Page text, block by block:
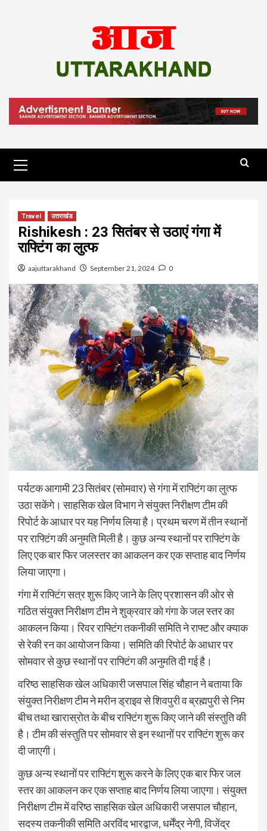
Menu
Travel उत्तराखंड
Rishikesh : 23 सितंबर से उठाएं गंगा में
राफ्टिंग का लुत्फ
aajuttarakhand September 21, 2024 0
पर्यटक आगामी 23 सितंबर (सोमवार) से गंगा में राफ्टिंग का लुत्फ
उठा सकेंगे। साहसिक खेल विभाग ने संयुक्त निरीक्षण टीम की
रिपोर्ट के आधार पर यह निर्णय लिया है। प्रथम चरण में तीन स्थानों
पर राफ्टिंग की अनुमति मिली है। कुछ अन्य स्थानों पर राफ्टिंग के
लिए एक बार फिर जलस्तर का आकलन कर एक सप्ताह बाद निर्णय
लिया जाएगा।
गंगा में राफ्टिंग सत्र शुरू किए जाने के लिए प्रशासन की ओर से
गठित संयुक्त निरीक्षण टीम ने शुक्रवार को गंगा के जल स्तर का
आकलन किया। रिवर राफ्टिंग तकनीकी समिति ने राफ्ट और क्याक
से रेकी रन का आयोजन किया। समिति की रिपोर्ट के आधार पर
सोमवार से कुछ स्थानों पर राफ्टिंग की अनुमति दी गई है।
वरिष्ठ साहसिक खेल अधिकारी जसपाल सिंह चौहान ने बताया कि
संयुक्त निरीक्षण टीम ने मरीन ड्राइव से शिवपुरी व ब्रह्मपुरी से निम
बीच तथा खारास्रोत के बीच राफ्टिंग शुरू किए जाने की संस्तुति की
है। टीम की संस्तुति पर सोमवार से इन स्थानों पर राफ्टिंग शुरू कर
दी जाएगी।
कुछ अन्य स्थानों पर राफ्टिंग शुरू करने के लिए एक बार फिर जल
स्तर का आकलन कर एक सप्ताह बाद निर्णय लिया जाएगा। संयुक्त
निरीक्षण टीम में वरिष्ठ साहसिक खेल अधिकारी जसपाल चौहान,
सदस्य तकनीकी समिति अरविंद भारद्वाज, धर्मेंद्र नेगी, विजेंद्र